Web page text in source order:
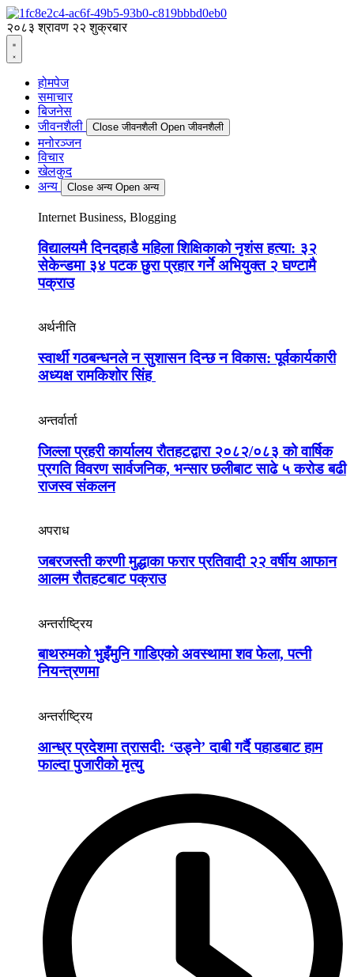
२०८३ श्रावण २२ शुक्रबार
होमपेज
समाचार
बिजनेस
जीवनशैली
Close जीवनशैली Open जीवनशैली
मनोरञ्जन
विचार
खेलकुद
अन्य
Close अन्य Open अन्य
Internet Business, Blogging
विद्यालयमै दिनदहाडै महिला शिक्षिकाको नृशंस हत्या: ३२
सेकेन्डमा ३४ पटक छुरा प्रहार गर्ने अभियुक्त २ घण्टामै
पक्राउ
अर्थनीति
स्वार्थी गठबन्धनले न सुशासन दिन्छ न विकास: पूर्वकार्यकारी
अध्यक्ष रामकिशोर सिंह ​
अन्तर्वार्ता
जिल्ला प्रहरी कार्यालय रौतहटद्वारा २०८२/०८३ को वार्षिक
प्रगति विवरण सार्वजनिक, भन्सार छलीबाट साढे ५ करोड बढी
राजस्व संकलन
अपराध
जबरजस्ती करणी मुद्धाका फरार प्रतिवादी २२ वर्षीय आफान
आलम रौतहटबाट पक्राउ
अन्तर्राष्ट्रिय
बाथरुमको भुइँमुनि गाडिएको अवस्थामा शव फेला, पत्नी
नियन्त्रणमा
अन्तर्राष्ट्रिय
आन्ध्र प्रदेशमा त्रासदी: ‘उड्ने’ दाबी गर्दै पहाडबाट हाम
फाल्दा पुजारीको मृत्यु